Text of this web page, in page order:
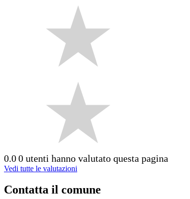
0.00 utenti hanno valutato questa pagina
Vedi tutte le valutazioni
Contatta il comune